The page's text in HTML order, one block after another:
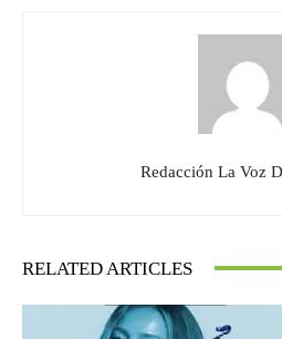
Redacción La Voz
RELATED ARTICLES